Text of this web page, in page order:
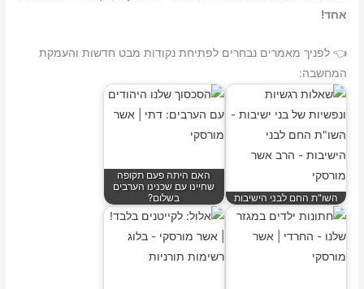
אחד!
👈 לפניך מאמרים נבחרים לפתיחת נקודות מבט חדשות והעמקת
המחשבה:
השו"ת החם לבני הישיבות
האם היתה פעם תקופה
שחיינו עם שכנינו הערבים
בשלום?